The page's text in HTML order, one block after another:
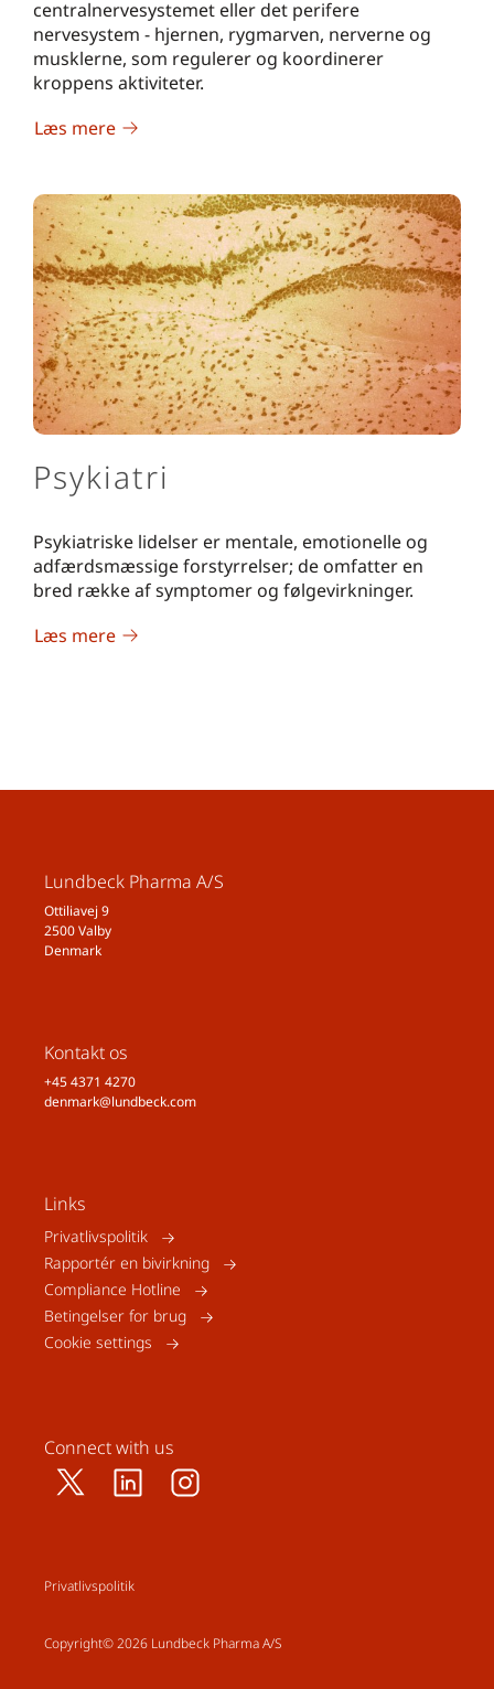
centralnervesystemet eller det perifere
nervesystem - hjernen, rygmarven, nerverne og
musklerne, som regulerer og koordinerer
kroppens aktiviteter.
Læs mere
Psykiatri
Psykiatriske lidelser er mentale, emotionelle og
adfærdsmæssige forstyrrelser; de omfatter en
bred række af symptomer og følgevirkninger.
Læs mere
Lundbeck Pharma A/S
Ottiliavej 9
2500 Valby
Denmark
Kontakt os
+45 4371 4270
denmark@lundbeck.com
Links
Privatlivspolitik
Rapportér en bivirkning
Compliance Hotline
Betingelser for brug
Cookie settings
Connect with us
Privatlivspolitik
Copyright© 2026 Lundbeck Pharma A/S